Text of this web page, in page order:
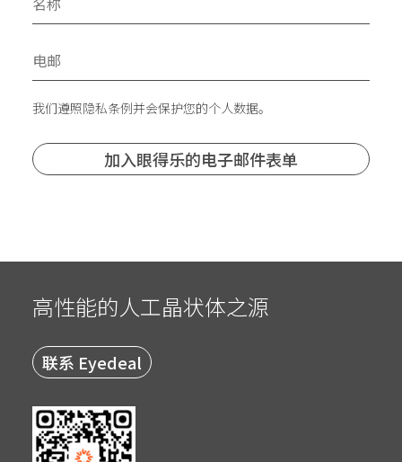
我们遵照隐私条例并会保护您的个人数据。
高性能的人工晶状体之源
联系 Eyedeal